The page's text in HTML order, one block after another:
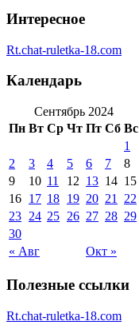
Интересное
Rt.chat-ruletka-18.com
Календарь
Сентябрь 2024
Пн Вт Ср Чт Пт Сб Вс
« Авг Окт »
1
2
3 4 5 6 7
8
9
10 11 12 13 14 15
16 17 18 19 20 21
22
23 24 25 26 27 28 29
30
Полезные ссылки
Rt.chat-ruletka-18.com